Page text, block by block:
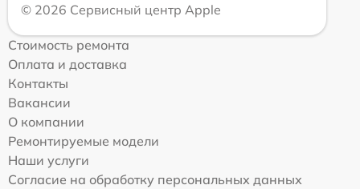
© 2026 Сервисный центр Apple
Стоимость ремонта
Оплата и доставка
Контакты
Вакансии
О компании
Ремонтируемые модели
Наши услуги
Согласие на обработку персональных данных